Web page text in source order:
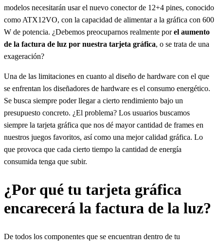
modelos necesitarán usar el nuevo conector de 12+4 pines, conocido
como ATX12VO, con la capacidad de alimentar a la gráfica con 600
W de potencia. ¿Debemos preocuparnos realmente porel aumento
de la factura de luz por nuestra tarjeta gráfica, o se trata de una
exageración?
Una de las limitaciones en cuanto al diseño de hardware con el que
se enfrentan los diseñadores de hardware es el consumo energético.
Se busca siempre poder llegar a cierto rendimiento bajo un
presupuesto concreto. ¿El problema? Los usuarios buscamos
siempre la tarjeta gráfica que nos dé mayor cantidad de frames en
nuestros juegos favoritos, así como una mejor calidad gráfica. Lo
que provoca que cada cierto tiempo la cantidad de energía
consumida tenga que subir.
¿Por qué tu tarjeta gráfica
encarecerá la factura de la luz?
De todos los componentes que se encuentran dentro de tu